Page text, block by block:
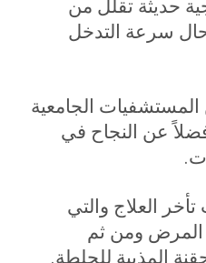
حديثة تقلل من
بالمرض وترفع نسب الشفاء لما يقرب من 95% حال سرعة التدخل
الجامعية
عن النجاح في
.
العلاج والتي
المرض ومن ثم
المذيبة للجلطة.